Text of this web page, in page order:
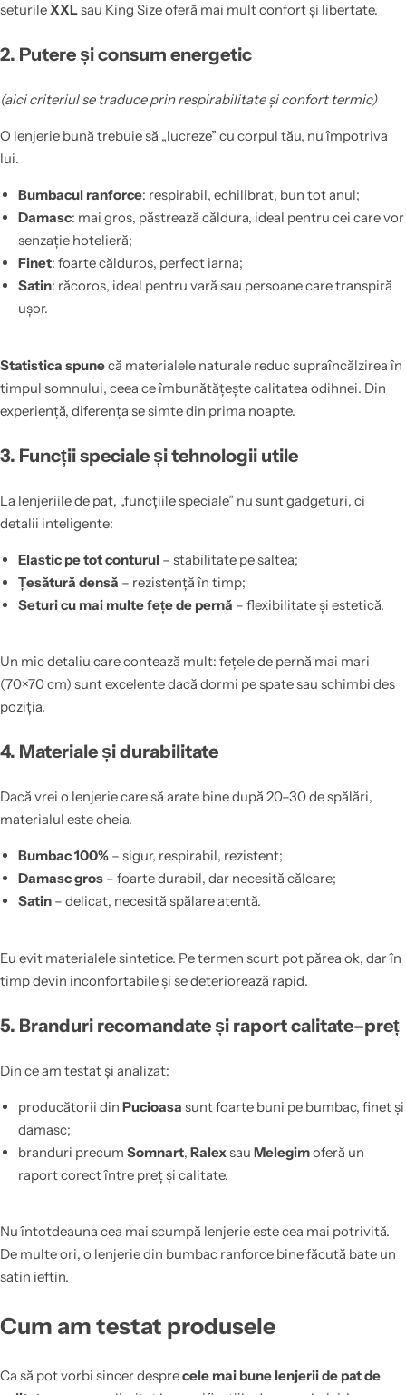
seturileXXLsau King Size oferă mai mult confort și libertate.
2. Putere și consum energetic
(aici criteriul se traduce prin respirabilitate și confort termic)
O lenjerie bună trebuie să „lucreze” cu corpul tău, nu împotriva
lui.
Bumbacul ranforce: respirabil, echilibrat, bun tot anul;
Damasc: mai gros, păstrează căldura, ideal pentru cei care vor
senzație hotelieră;
Finet: foarte călduros, perfect iarna;
Satin: răcoros, ideal pentru vară sau persoane care transpiră
ușor.
Statistica spunecă materialele naturale reduc supraîncălzirea în
timpul somnului, ceea ce îmbunătățește calitatea odihnei. Din
experiență, diferența se simte din prima noapte.
3. Funcții speciale și tehnologii utile
La lenjeriile de pat, „funcțiile speciale” nu sunt gadgeturi, ci
detalii inteligente:
Elastic pe tot conturul– stabilitate pe saltea;
Țesătură densă – rezistență în timp;
Seturi cu mai multe fețe de pernă – flexibilitate și estetică.
Un mic detaliu care contează mult: fețele de pernă mai mari
(70×70 cm) sunt excelente dacă dormi pe spate sau schimbi des
poziția.
4. Materiale și durabilitate
Dacă vrei o lenjerie care să arate bine după 20–30 de spălări,
materialul este cheia.
Bumbac 100%– sigur, respirabil, rezistent;
Damasc gros– foarte durabil, dar necesită călcare;
Satin– delicat, necesită spălare atentă.
Eu evit materialele sintetice. Pe termen scurt pot părea ok, dar în
timp devin inconfortabile și se deteriorează rapid.
5. Branduri recomandate și raport calitate–preț
Din ce am testat și analizat:
producătorii din Pucioasa sunt foarte buni pe bumbac, finet și
damasc;
branduri precum Somnart, Ralexsau Melegimoferă un
raport corect între preț și calitate.
Nu întotdeauna cea mai scumpă lenjerie este cea mai potrivită.
De multe ori, o lenjerie din bumbac ranforce bine făcută bate un
satin ieftin.
Cum am testat produsele
Ca să pot vorbi sincer desprecele mai bune lenjerii de pat de